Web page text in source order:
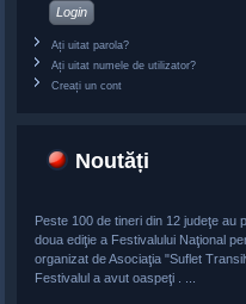
Ați uitat parola?
Ați uitat numele de utilizator?
Creați un cont
Noutăți
Peste 100 de tineri din 12 judeţe au
doua ediţie a Festivalului Naţional
organizat de Asociaţia "Suflet
Festivalul a avut oaspeţi . ...